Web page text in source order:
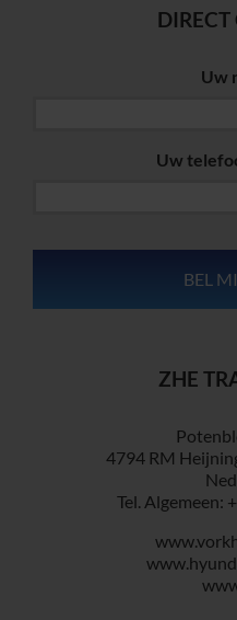
Uw
Uw
ZHE
4794 RM
Tel. Algemeen: